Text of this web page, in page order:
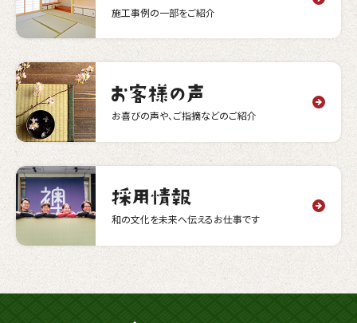
施工事例の一部をご紹介
お喜びの声や、ご指摘などのご紹介
和の文化を未来へ伝えるお仕事です